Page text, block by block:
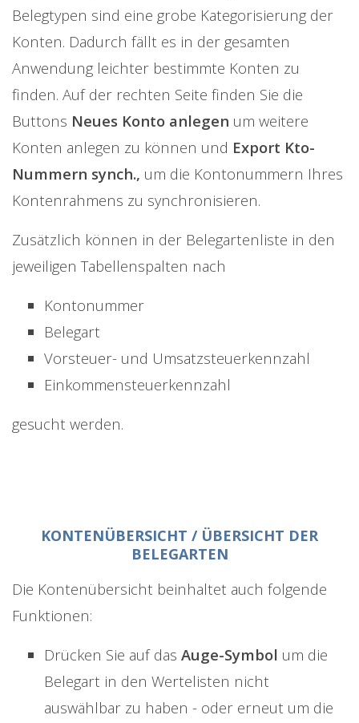
Belegtypen sind eine grobe Kategorisierung der
Konten. Dadurch fällt es in der gesamten
Anwendung leichter bestimmte Konten zu
finden. Auf der rechten Seite finden Sie die
Buttons Neues Konto anlegen um weitere
Konten anlegen zu können und Export Kto-
Nummern synch., um die Kontonummern Ihres
Kontenrahmens zu synchronisieren.
Zusätzlich können in der Belegartenliste in den
jeweiligen Tabellenspalten nach
Kontonummer
Belegart
Vorsteuer- und Umsatzsteuerkennzahl
Einkommensteuerkennzahl
gesucht werden.
KONTENÜBERSICHT / ÜBERSICHT DER
BELEGARTEN
Die Kontenübersicht beinhaltet auch folgende
Funktionen:
Drücken Sie auf das Auge-Symbol um die
Belegart in den Wertelisten nicht
auswählbar zu haben - oder erneut um die